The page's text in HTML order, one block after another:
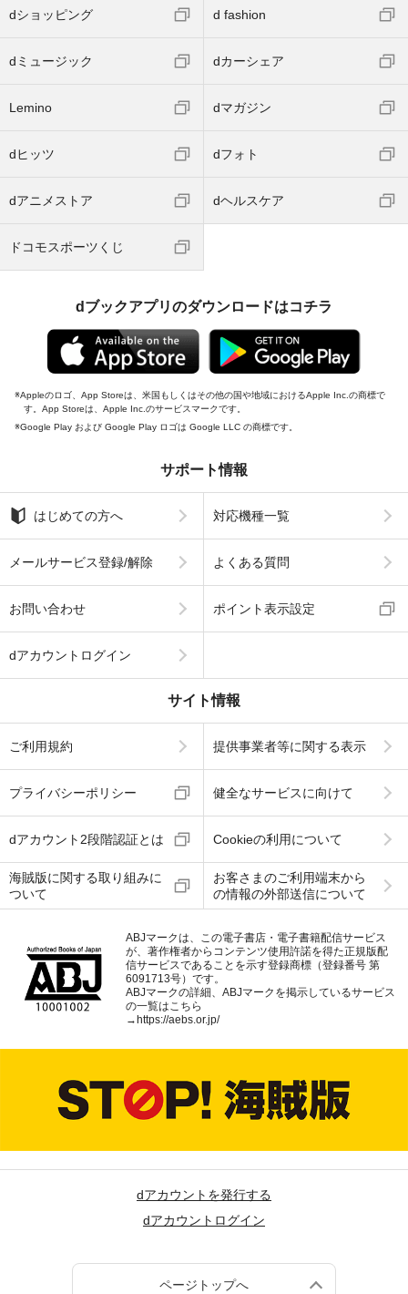
dショッピング d fashion
dミュージック dカーシェア
Lemino dマガジン
dヒッツ dフォト
dアニメストア dヘルスケア
ドコモスポーツくじ
dブックアプリのダウンロードはコチラ
Appleのロゴ、App Storeは、米国もしくはその他の国や地域におけるApple Inc.の商標で
す。App Storeは、Apple Inc.のサービスマークです。
Google Play および Google Play ロゴは Google LLC の商標です。
サポート情報
はじめての方へ 対応機種一覧
メールサービス登録/解除 よくある質問
お問い合わせ ポイント表示設定
dアカウントログイン
サイト情報
ご利用規約 提供事業者等に関する表示
プライバシーポリシー 健全なサービスに向けて
dアカウント2段階認証とは Cookieの利用について
海賊版に関する取り組みに
ついて
お客さまのご利用端末から
の情報の外部送信について
ABJマークは、この電子書店・電子書籍配信サービス
が、著作権者からコンテンツ使用許諾を得た正規版配
信サービスであることを示す登録商標（登録番号 第
6091713号）です。
ABJマークの詳細、ABJマークを掲示しているサービス
の一覧はこちら
→ https://aebs.or.jp/
dアカウントを発行する
dアカウントログイン
ページトップへ